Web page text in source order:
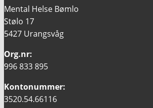
Mental Helse Bømlo
Stølo 17
5427 Urangsvåg
Org.nr:
996 833 895
Kontonummer:
3520.54.66116